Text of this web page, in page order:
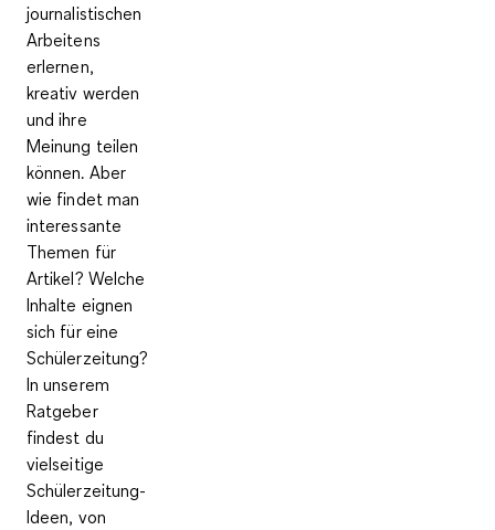
journalistischen
Arbeitens
erlernen,
kreativ werden
und ihre
Meinung teilen
können. Aber
wie findet man
interessante
Themen für
Artikel? Welche
Inhalte eignen
sich für eine
Schülerzeitung?
In unserem
Ratgeber
findest du
vielseitige
Schülerzeitung-
Ideen, von